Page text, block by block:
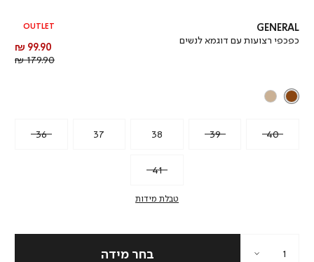
GENERAL
כפכפי רצועות עם דוגמא לנשים
OUTLET
מחיר
מוצר
99.90 ₪
179.90 ₪
36 37 38 39 40
41
טבלת מידות